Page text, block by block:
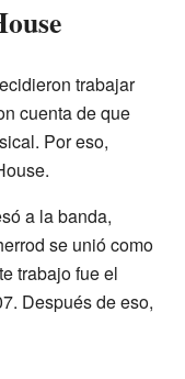
trabajar
cuenta de que
Por eso,
a la banda,
se unió como
trabajo fue el
Después de eso,